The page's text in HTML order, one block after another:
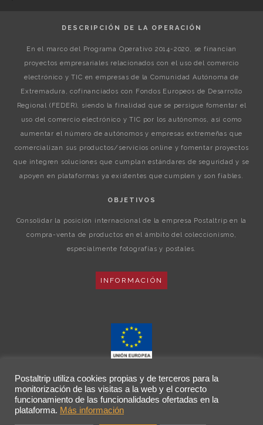
DESCRIPCIÓN DE LA OPERACIÓN
En el marco del Programa Operativo 2014-2020, se financian
proyectos empresariales relacionados con el uso del comercio
electrónico y TIC en empresas de la Comunidad Autónoma de
Extremadura, cofinanciados con Fondos Europeos de Desarrollo
Regional (FEDER), siendo la finalidad que se persigue fomentar el
uso del comercio electrónico y TIC por los autónomos, así como
aumentar el número de autónomos y empresas extremeñas que
comercializan sus productos/servicios online y fomentar proyectos
que integren soluciones que cumplan estándares de seguridad y se
apoyen en plataformas ya existentes que cumplen y son fiables.
OBJETIVOS
Consolidar la posición internacional de la empresa Postaltrip en la
compra-venta de productos en el ámbito del coleccionismo,
especialmente fotografías y postales.
INFORMACIÓN
Postaltrip utiliza cookies propias y de terceros para la
monitorización de las visitas a la web y el correcto
funcionamiento de las funcionalidades ofertadas en la
plataforma. Más información